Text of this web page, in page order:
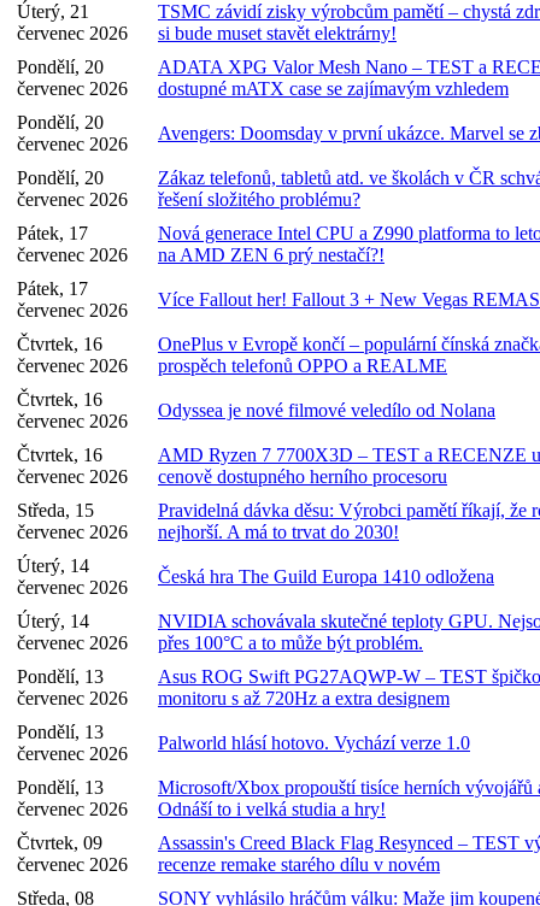
Úterý, 21
červenec 2026
TSMC závidí zisky výrobcům pamětí – chystá
si bude muset stavět elektrárny!
Pondělí, 20
červenec 2026
ADATA XPG Valor Mesh Nano – TEST a
dostupné mATX case se zajímavým vzhledem
Pondělí, 20
červenec 2026
Avengers: Doomsday v první ukázce. Marvel se
Pondělí, 20
červenec 2026
Zákaz telefonů, tabletů atd. ve školách v ČR
řešení složitého problému?
Pátek, 17
červenec 2026
Nová generace Intel CPU a Z990 platforma to
na AMD ZEN 6 prý nestačí?!
Pátek, 17
červenec 2026
Více Fallout her! Fallout 3 + New Vegas
Čtvrtek, 16
červenec 2026
OnePlus v Evropě končí – populární čínská
prospěch telefonů OPPO a REALME
Čtvrtek, 16
červenec 2026
Odyssea je nové filmové veledílo od Nolana
Čtvrtek, 16
červenec 2026
AMD Ryzen 7 7700X3D – TEST a RECENZE
cenově dostupného herního procesoru
Středa, 15
červenec 2026
Pravidelná dávka děsu: Výrobci pamětí říkají, že
nejhorší. A má to trvat do 2030!
Úterý, 14
červenec 2026
Česká hra The Guild Europa 1410 odložena
Úterý, 14
červenec 2026
NVIDIA schovávala skutečné teploty GPU.
přes 100°C a to může být problém.
Pondělí, 13
červenec 2026
Asus ROG Swift PG27AQWP-W – TEST
monitoru s až 720Hz a extra designem
Pondělí, 13
červenec 2026
Palworld hlásí hotovo. Vychází verze 1.0
Pondělí, 13
červenec 2026
Microsoft/Xbox propouští tisíce herních vývojářů
Odnáší to i velká studia a hry!
Čtvrtek, 09
červenec 2026
Assassin's Creed Black Flag Resynced – TEST
recenze remake starého dílu v novém
Středa, 08
SONY vyhlásilo hráčům válku: Maže jim